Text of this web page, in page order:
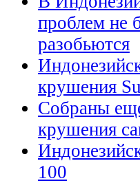
проблем не
разобьются
крушения
Собраны
крушения
100